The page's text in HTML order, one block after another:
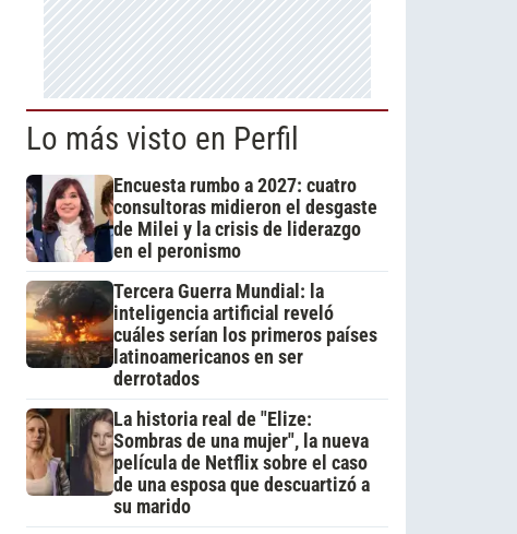
Lo más visto en Perfil
Encuesta rumbo a 2027: cuatro
consultoras midieron el desgaste
de Milei y la crisis de liderazgo
en el peronismo
Tercera Guerra Mundial: la
inteligencia artificial reveló
cuáles serían los primeros países
latinoamericanos en ser
derrotados
La historia real de "Elize:
Sombras de una mujer", la nueva
película de Netflix sobre el caso
de una esposa que descuartizó a
su marido